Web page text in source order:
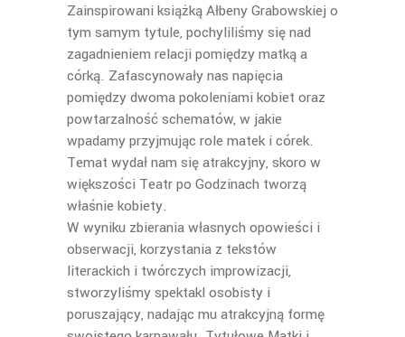
Zainspirowani książką Ałbeny Grabowskiej o
tym samym tytule, pochyliliśmy się nad
zagadnieniem relacji pomiędzy matką a
córką. Zafascynowały nas napięcia
pomiędzy dwoma pokoleniami kobiet oraz
powtarzalność schematów, w jakie
wpadamy przyjmując role matek i córek.
Temat wydał nam się atrakcyjny, skoro w
większości Teatr po Godzinach tworzą
właśnie kobiety.
W wyniku zbierania własnych opowieści i
obserwacji, korzystania z tekstów
literackich i twórczych improwizacji,
stworzyliśmy spektakl osobisty i
poruszający, nadając mu atrakcyjną formę